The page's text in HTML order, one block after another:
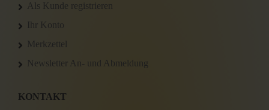
Als Kunde registrieren
Ihr Konto
Merkzettel
Newsletter An- und Abmeldung
KONTAKT